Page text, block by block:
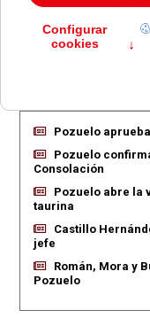
Pozuelo
Pozuelo
Consolación
Pozuelo abre la
taurina
Castillo
jefe
Román, Mora y
Pozuelo